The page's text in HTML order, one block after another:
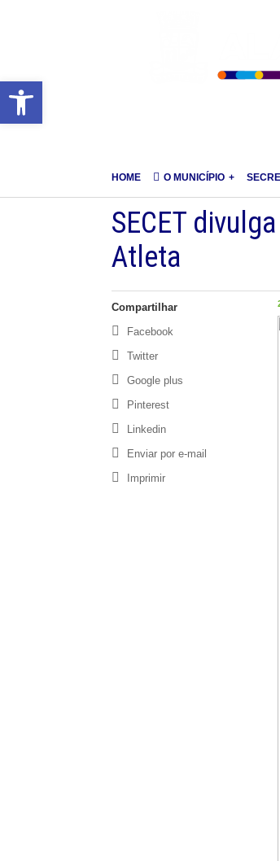
HOME O MUNICÍPIO
SECET
Atleta
Compartilhar
Facebook
Twitter
Google plus
Pinterest
Linkedin
Enviar por e-mail
Imprimir
Barra de Ferramentas Aberta